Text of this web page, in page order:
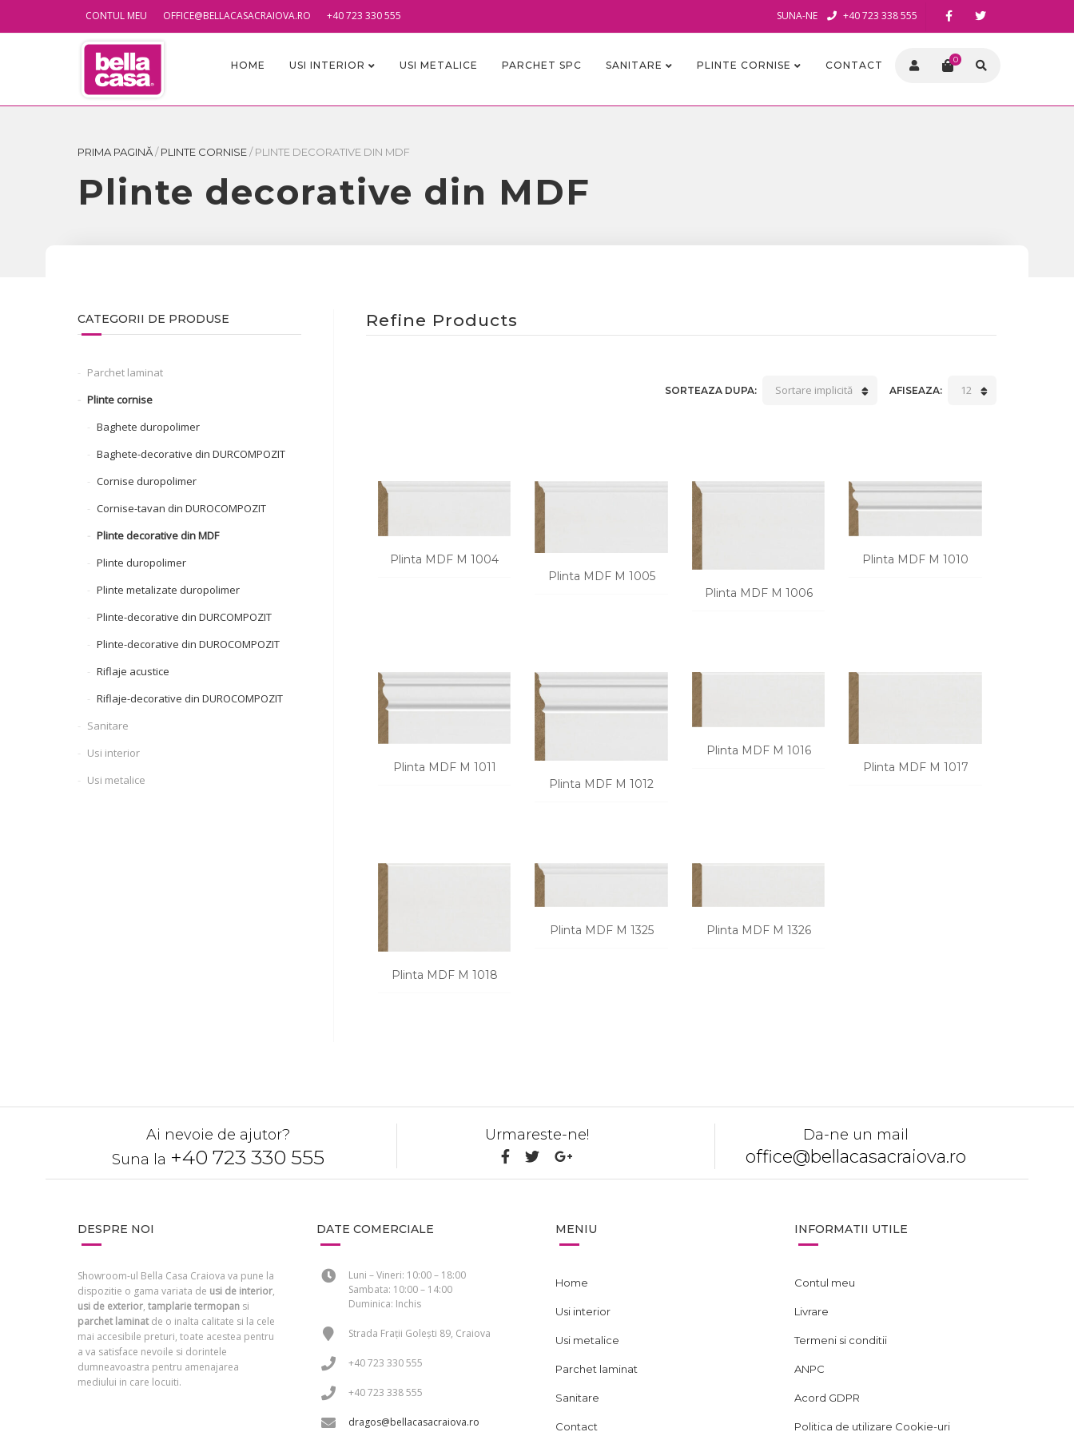
SUNA-NE +40 723 338 555
CONTUL MEU OFFICE@BELLACASACRAIOVA.RO +40 723 330 555
0
HOME USI INTERIOR USI METALICE PARCHET SPC SANITARE PLINTE CORNISE CONTACT
PRIMA PAGINĂ/ PLINTE CORNISE/PLINTE DECORATIVE DIN MDF
Plinte decorative din MDF
Refine Products
AFISEAZA: 12
SORTEAZA DUPA: Sortare implicită
Plinta MDF M 1004
Plinta MDF M 1005
Plinta MDF M 1006
Plinta MDF M 1010
Plinta MDF M 1011
Plinta MDF M 1012
Plinta MDF M 1016
Plinta MDF M 1017
Plinta MDF M 1018
Plinta MDF M 1325 Plinta MDF M 1326
CATEGORII DE PRODUSE
Parchet laminat
Plinte cornise
Baghete duropolimer
Baghete-decorative din DURCOMPOZIT
Cornise duropolimer
Cornise-tavan din DUROCOMPOZIT
Plinte decorative din MDF
Plinte duropolimer
Plinte metalizate duropolimer
Plinte-decorative din DURCOMPOZIT
Plinte-decorative din DUROCOMPOZIT
Riflaje acustice
Riflaje-decorative din DUROCOMPOZIT
Sanitare
Usi interior
Usi metalice
Ai nevoie de ajutor?
Suna la +40 723 330 555
Urmareste-ne! Da-ne un mail
office@bellacasacraiova.ro
DESPRE NOI
Showroom-ul Bella Casa Craiova va pune la
dispozitie o gama variata de usi de interior,
usi de exterior, tamplarie termopan si
parchet laminatde o inalta calitate si la cele
mai accesibile preturi, toate acestea pentru
a va satisface nevoile si dorintele
dumneavoastra pentru amenajarea
mediului in care locuiti.
DATE COMERCIALE
Luni – Vineri: 10:00 – 18:00
Sambata: 10:00 – 14:00
Duminica: Inchis
Strada Frații Golești 89, Craiova
+40 723 330 555
+40 723 338 555
dragos@bellacasacraiova.ro
MENIU
Home
Usi interior
Usi metalice
Parchet laminat
Sanitare
Contact
INFORMATII UTILE
Contul meu
Livrare
Termeni si conditii
ANPC
Acord GDPR
Politica de utilizare Cookie-uri